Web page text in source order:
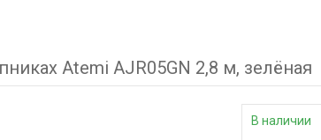
Atemi AJR05GN 2,8 м, зелёная
В наличии